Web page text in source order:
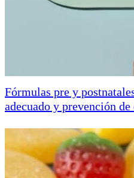
Fórmulas pre y
adecuado y prevención